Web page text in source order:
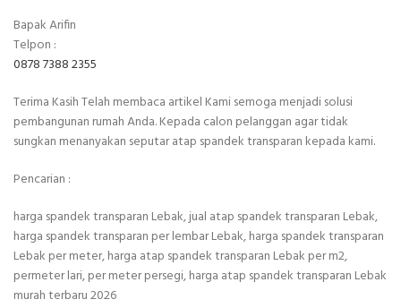
Bapak Arifin
Telpon :
0878 7388 2355
Terima Kasih Telah membaca artikel Kami semoga menjadi solusi
pembangunan rumah Anda. Kepada calon pelanggan agar tidak
sungkan menanyakan seputar atap spandek transparan kepada kami.
Pencarian :
harga spandek transparan Lebak, jual atap spandek transparan Lebak,
harga spandek transparan per lembar Lebak, harga spandek transparan
Lebak per meter, harga atap spandek transparan Lebak per m2,
permeter lari, per meter persegi, harga atap spandek transparan Lebak
murah terbaru 2026